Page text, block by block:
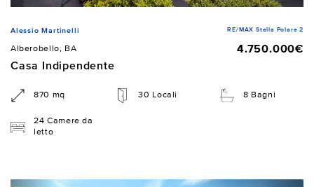
Alessio Martinelli RE/MAX Stella Polare 2
Alberobello, BA
4.750.000€
Casa Indipendente
870 mq 30 Locali 8 Bagni
24 Camere da
letto